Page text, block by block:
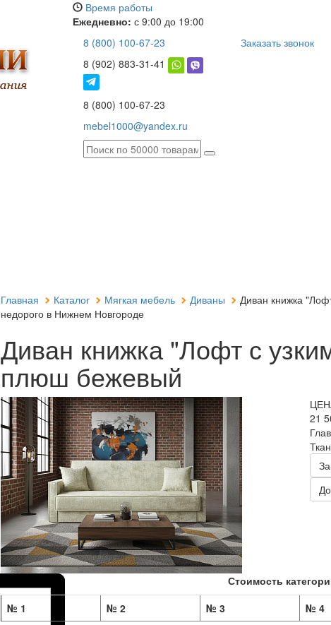
Время работы
Ежедневно: с 9:00 до 19:00
8 (800) 100-67-23
8 (902) 883-31-41
8 (800) 100-67-23
mebel1000@yandex.ru
Заказать звонок
Главная Каталог Мягкая мебель Диваны
Диван книжка
недорого в Нижнем Новгороде
Диван книжка "Лофт с
плюш бежевый
21
Стоимость
№ 1
№ 2 № 3 № 4